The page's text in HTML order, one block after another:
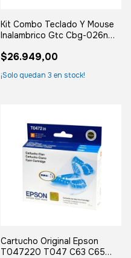
Kit Combo Teclado Y Mouse
Inalambrico Gtc Cbg-026n
$26.949,00
¡Solo quedan 3 en stock!
Cartucho Original Epson
T047220 T047 C63 C65